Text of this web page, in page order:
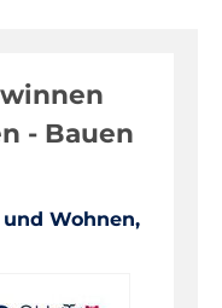
- Bauen
Wohnen,